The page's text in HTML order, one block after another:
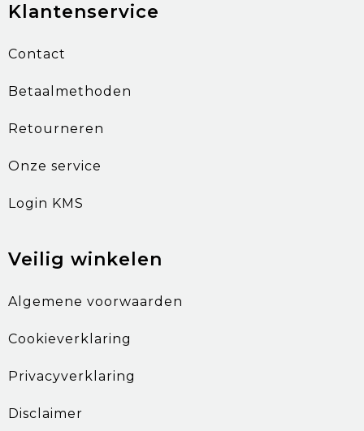
Klantenservice
Contact
Betaalmethoden
Retourneren
Onze service
Login KMS
Veilig winkelen
Algemene voorwaarden
Cookieverklaring
Privacyverklaring
Disclaimer